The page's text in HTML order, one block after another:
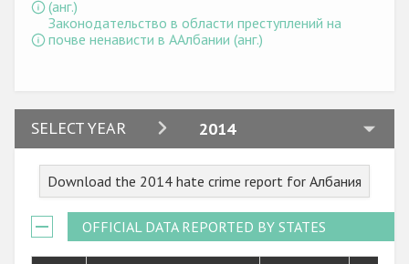
(анг.)
Законодательство в области преступлений на
почве ненависти в ААлбании (анг.)
SELECT YEAR 2014
2024
2022
2021
2020
Download the 2014 hate crime report for Албания
OFFICIAL DATA REPORTED BY STATES